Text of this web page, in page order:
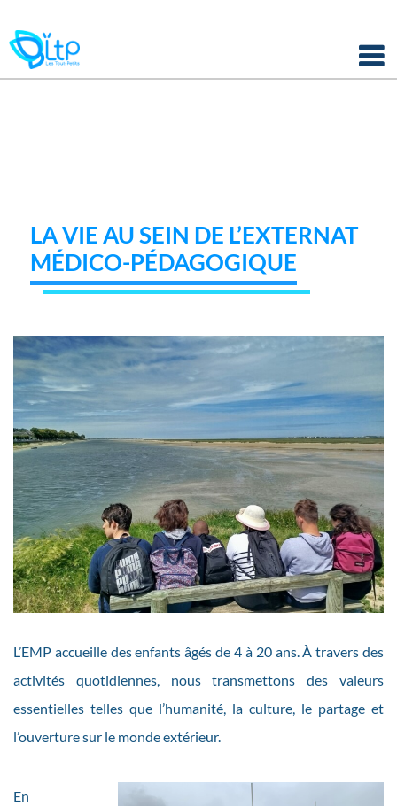
Skip
to
LA VIE AU SEIN DE L’EXTERNAT
MÉDICO-PÉDAGOGIQUE
L’EMP accueille des enfants âgés de 4 à 20 ans. À travers des
activités quotidiennes, nous transmettons des valeurs
essentielles telles que l’humanité, la culture, le partage et
l’ouverture sur le monde extérieur.
En